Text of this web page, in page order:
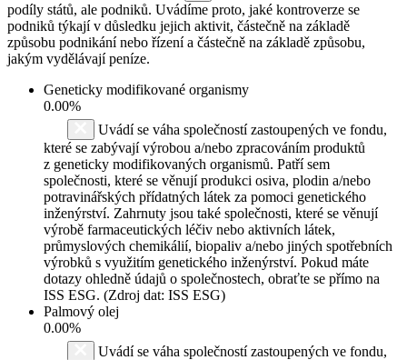
podíly států, ale podniků. Uvádíme proto, jaké kontroverze se
podniků týkají v důsledku jejich aktivit, částečně na základě
způsobu podnikání nebo řízení a částečně na základě způsobu,
jakým vydělávají peníze.
Geneticky modifikované organismy
0.00%
Uvádí se váha společností zastoupených ve fondu,
které se zabývají výrobou a/nebo zpracováním produktů
z geneticky modifikovaných organismů. Patří sem
společnosti, které se věnují produkci osiva, plodin a/nebo
potravinářských přídatných látek za pomoci genetického
inženýrství. Zahrnuty jsou také společnosti, které se věnují
výrobě farmaceutických léčiv nebo aktivních látek,
průmyslových chemikálií, biopaliv a/nebo jiných spotřebních
výrobků s využitím genetického inženýrství. Pokud máte
dotazy ohledně údajů o společnostech, obraťte se přímo na
ISS ESG. (Zdroj dat: ISS ESG)
Palmový olej
0.00%
Uvádí se váha společností zastoupených ve fondu,